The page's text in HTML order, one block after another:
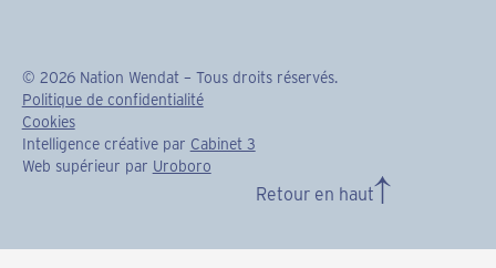
© 2026Nation Wendat – Tous droits réservés.
Politique de confidentialité
Cookies
Intelligence créative par Cabinet 3
Web supérieur par Uroboro
Retour en haut